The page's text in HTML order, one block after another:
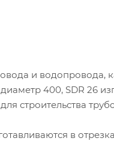
и водопровода,
400, SDR 26
строительства
в